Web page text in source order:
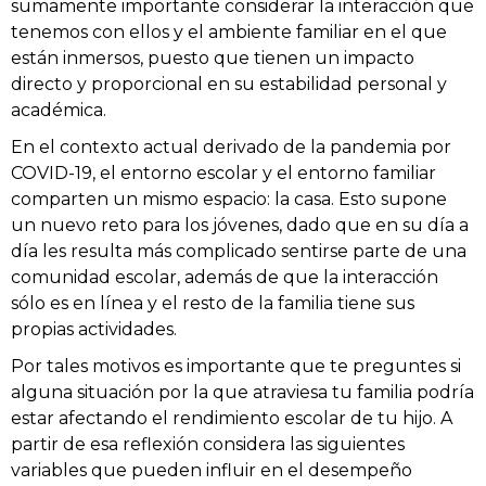
sumamente importante considerar la interacción que
tenemos con ellos y el ambiente familiar en el que
están inmersos, puesto que tienen un impacto
directo y proporcional en su estabilidad personal y
académica.
En el contexto actual derivado de la pandemia por
COVID-19, el entorno escolar y el entorno familiar
comparten un mismo espacio: la casa. Esto supone
un nuevo reto para los jóvenes, dado que en su día a
día les resulta más complicado sentirse parte de una
comunidad escolar, además de que la interacción
sólo es en línea y el resto de la familia tiene sus
propias actividades.
Por tales motivos es importante que te preguntes si
alguna situación por la que atraviesa tu familia podría
estar afectando el rendimiento escolar de tu hijo. A
partir de esa reflexión considera las siguientes
variables que pueden influir en el desempeño